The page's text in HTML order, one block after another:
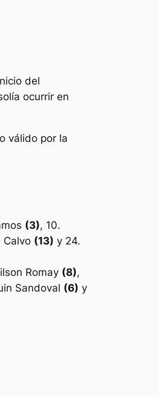
del
ocurrir en
válido por la
(3), 10.
Calvo (13) y 24.
Romay (8),
Sandoval (6) y